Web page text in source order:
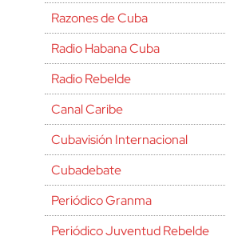
Razones de Cuba
Radio Habana Cuba
Radio Rebelde
Canal Caribe
Cubavisión Internacional
Cubadebate
Periódico Granma
Periódico Juventud Rebelde